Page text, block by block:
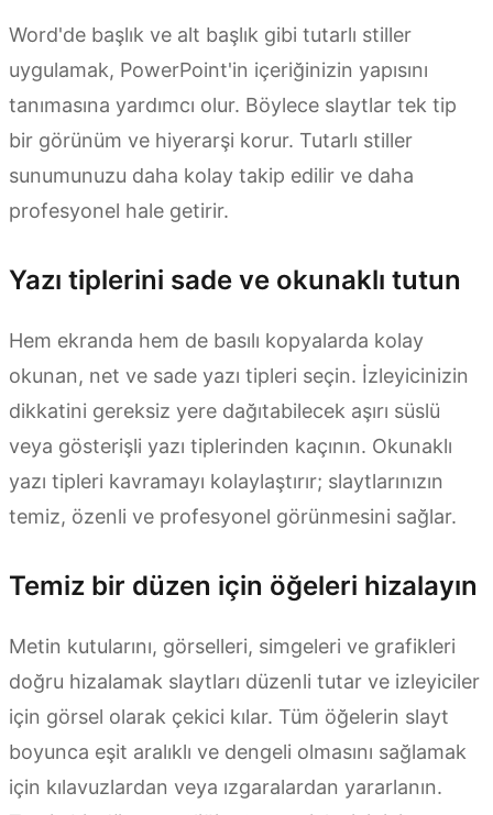
Word'de başlık ve alt başlık gibi tutarlı stiller
uygulamak, PowerPoint'in içeriğinizin yapısını
tanımasına yardımcı olur. Böylece slaytlar tek tip
bir görünüm ve hiyerarşi korur. Tutarlı stiller
sunumunuzu daha kolay takip edilir ve daha
profesyonel hale getirir.
Yazı tiplerini sade ve okunaklı tutun
Hem ekranda hem de basılı kopyalarda kolay
okunan, net ve sade yazı tipleri seçin. İzleyicinizin
dikkatini gereksiz yere dağıtabilecek aşırı süslü
veya gösterişli yazı tiplerinden kaçının. Okunaklı
yazı tipleri kavramayı kolaylaştırır; slaytlarınızın
temiz, özenli ve profesyonel görünmesini sağlar.
Temiz bir düzen için öğeleri hizalayın
Metin kutularını, görselleri, simgeleri ve grafikleri
doğru hizalamak slaytları düzenli tutar ve izleyiciler
için görsel olarak çekici kılar. Tüm öğelerin slayt
boyunca eşit aralıklı ve dengeli olmasını sağlamak
için kılavuzlardan veya ızgaralardan yararlanın.